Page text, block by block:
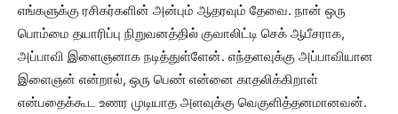
எங்களுக்கு ரசிகர்களின் அன்பும் ஆதரவும் தேவை. நான் ஒரு
பொம்மை தயாரிப்பு நிறுவனத்தில் குவாலிட்டி செக் ஆபீசராக,
அப்பாவி இளைஞனாக நடித்துள்ளேன். எந்தளவுக்கு அப்பாவியான
இளைஞன் என்றால், ஒரு பெண் என்னை காதலிக்கிறாள்
என்பதைக்கூட உணர முடியாத அளவுக்கு வெகுளித்தனமானவன்.